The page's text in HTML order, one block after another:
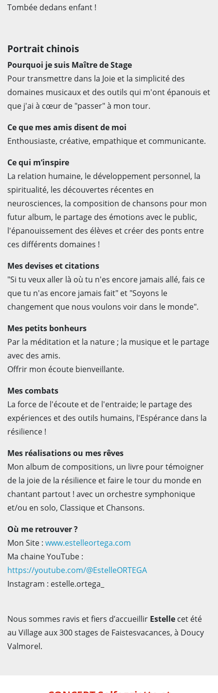
Tombée dedans enfant !
Portrait chinois
Pourquoi je suis Maître de Stage
Pour transmettre dans la Joie et la simplicité des
domaines musicaux et des outils qui m'ont épanouis et
que j'ai à cœur de "passer" à mon tour.
Ce que mes amis disent de moi
Enthousiaste, créative, empathique et communicante.
Ce qui m’inspire
La relation humaine, le développement personnel, la
spiritualité, les découvertes récentes en
neurosciences, la composition de chansons pour mon
futur album, le partage des émotions avec le public,
l'épanouissement des élèves et créer des ponts entre
ces différents domaines !
Mes devises et citations
"Si tu veux aller là où tu n'es encore jamais allé, fais ce
que tu n'as encore jamais fait" et "Soyons le
changement que nous voulons voir dans le monde".
Mes petits bonheurs
Par la méditation et la nature ; la musique et le partage
avec des amis.
Offrir mon écoute bienveillante.
Mes combats
La force de l'écoute et de l'entraide; le partage des
expériences et des outils humains, l'Espérance dans la
résilience !
Mes réalisations ou mes rêves
Mon album de compositions, un livre pour témoigner
de la joie de la résilience et faire le tour du monde en
chantant partout ! avec un orchestre symphonique
et/ou en solo, Classique et Chansons.
Où me retrouver ?
Mon Site : www.estelleortega.com
Ma chaine YouTube :
https://youtube.com/@EstelleORTEGA
Instagram : estelle.ortega_
Nous sommes ravis et fiers d’accueillir Estelle cet été
au Village aux 300 stages de Faistesvacances, à Doucy
Valmorel.